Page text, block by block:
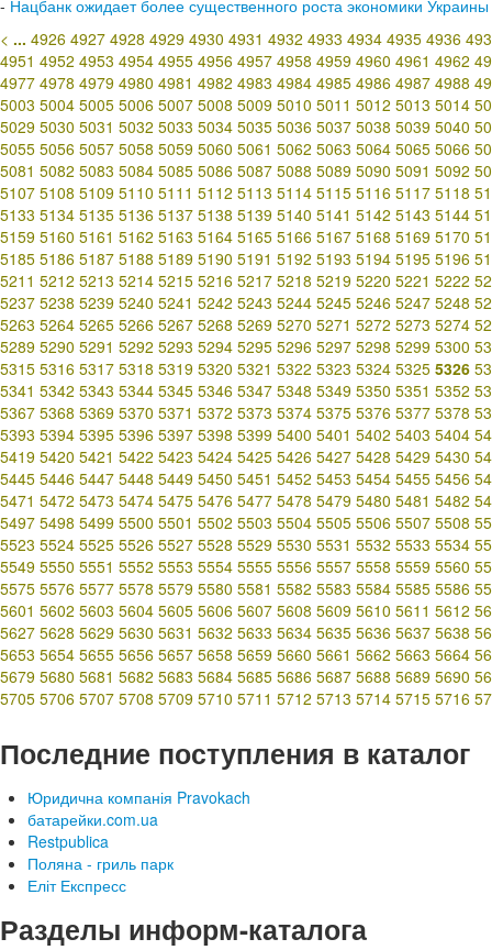
- Нацбанк ожидает более существенного роста экономики
< ... 4926 4927 4928 4929 4930 4931 4932 4933 4934 4935 4936
4951 4952 4953 4954 4955 4956 4957 4958 4959 4960 4961 4962
4977 4978 4979 4980 4981 4982 4983 4984 4985 4986 4987 4988
5003 5004 5005 5006 5007 5008 5009 5010 5011 5012 5013 5014
5029 5030 5031 5032 5033 5034 5035 5036 5037 5038 5039 5040
5055 5056 5057 5058 5059 5060 5061 5062 5063 5064 5065 5066
5081 5082 5083 5084 5085 5086 5087 5088 5089 5090 5091 5092
5107 5108 5109 5110 5111 5112 5113 5114 5115 5116 5117 5118
5133 5134 5135 5136 5137 5138 5139 5140 5141 5142 5143 5144
5159 5160 5161 5162 5163 5164 5165 5166 5167 5168 5169 5170
5185 5186 5187 5188 5189 5190 5191 5192 5193 5194 5195 5196
5211 5212 5213 5214 5215 5216 5217 5218 5219 5220 5221 5222
5237 5238 5239 5240 5241 5242 5243 5244 5245 5246 5247 5248
5263 5264 5265 5266 5267 5268 5269 5270 5271 5272 5273 5274
5289 5290 5291 5292 5293 5294 5295 5296 5297 5298 5299 5300
5315 5316 5317 5318 5319 5320 5321 5322 5323 5324 5325 5326
5341 5342 5343 5344 5345 5346 5347 5348 5349 5350 5351 5352
5367 5368 5369 5370 5371 5372 5373 5374 5375 5376 5377 5378
5393 5394 5395 5396 5397 5398 5399 5400 5401 5402 5403 5404
5419 5420 5421 5422 5423 5424 5425 5426 5427 5428 5429 5430
5445 5446 5447 5448 5449 5450 5451 5452 5453 5454 5455 5456
5471 5472 5473 5474 5475 5476 5477 5478 5479 5480 5481 5482
5497 5498 5499 5500 5501 5502 5503 5504 5505 5506 5507 5508
5523 5524 5525 5526 5527 5528 5529 5530 5531 5532 5533 5534
5549 5550 5551 5552 5553 5554 5555 5556 5557 5558 5559 5560
5575 5576 5577 5578 5579 5580 5581 5582 5583 5584 5585 5586
5601 5602 5603 5604 5605 5606 5607 5608 5609 5610 5611 5612
5627 5628 5629 5630 5631 5632 5633 5634 5635 5636 5637 5638
5653 5654 5655 5656 5657 5658 5659 5660 5661 5662 5663 5664
5679 5680 5681 5682 5683 5684 5685 5686 5687 5688 5689 5690
5705 5706 5707 5708 5709 5710 5711 5712 5713 5714 5715 5716
Последние поступления в каталог
Юридична компанія Pravokach
батарейки.com.ua
Restpublica
Поляна - гриль парк
Еліт Експресс
Разделы информ-каталога